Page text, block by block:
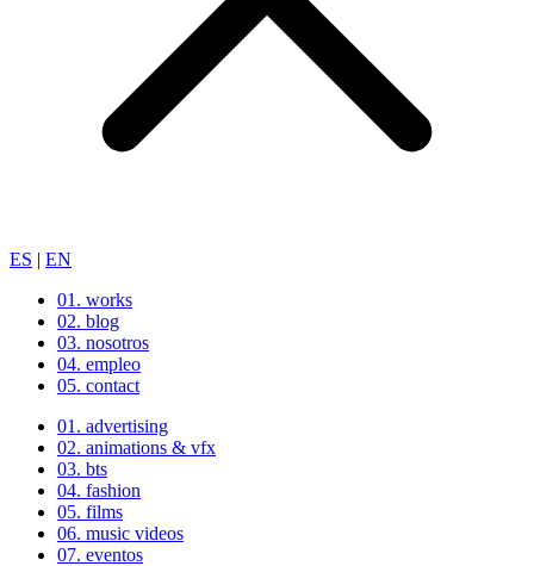
ES | EN
01. works
02. blog
03. nosotros
04. empleo
05. contact
01. advertising
02. animations & vfx
03. bts
04. fashion
05. films
06. music videos
07. eventos